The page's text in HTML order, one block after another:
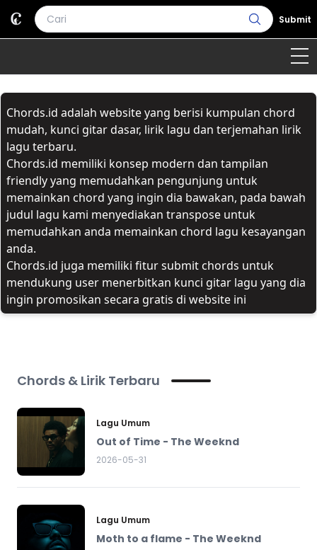
Submit
Home
Genre Country Bahasa Daerah
Lagu Umum
Terjemahan
Daftar Isi
Chords.id adalah website yang berisi kumpulan chord
mudah, kunci gitar dasar, lirik lagu dan terjemahan lirik
lagu terbaru.
Chords.id memiliki konsep modern dan tampilan
friendly yang memudahkan pengunjung untuk
memainkan chord yang ingin dia bawakan, pada bawah
judul lagu kami menyediakan transpose untuk
memudahkan anda memainkan chord lagu kesayangan
anda.
Chords.id juga memiliki fitur submit chords untuk
mendukung user menerbitkan kunci gitar lagu yang dia
ingin promosikan secara gratis di website ini
Chords & Lirik Terbaru
Lagu Umum
Out of Time - The Weeknd
2026-05-31
Lagu Umum
Moth to a flame - The Weeknd